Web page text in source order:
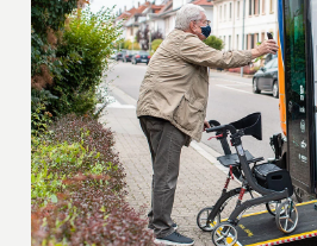
steht
an
erster
Stelle:
Sicherheitsfahrer
immer
an